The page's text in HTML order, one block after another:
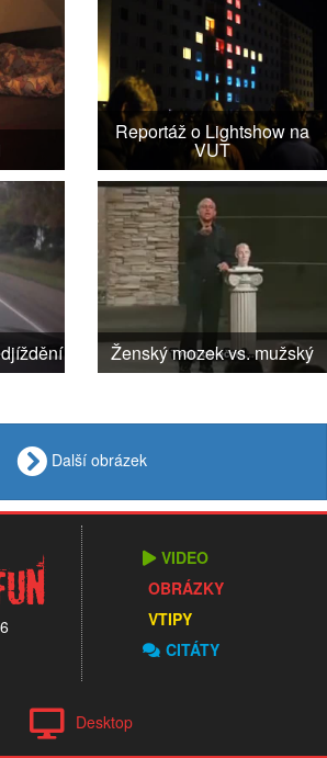
Reportáž o Lightshow na
VUT
Ženský mozek vs. mužský
Další obrázek
VIDEO
OBRÁZKY
VTIPY
CITÁTY
Desktop